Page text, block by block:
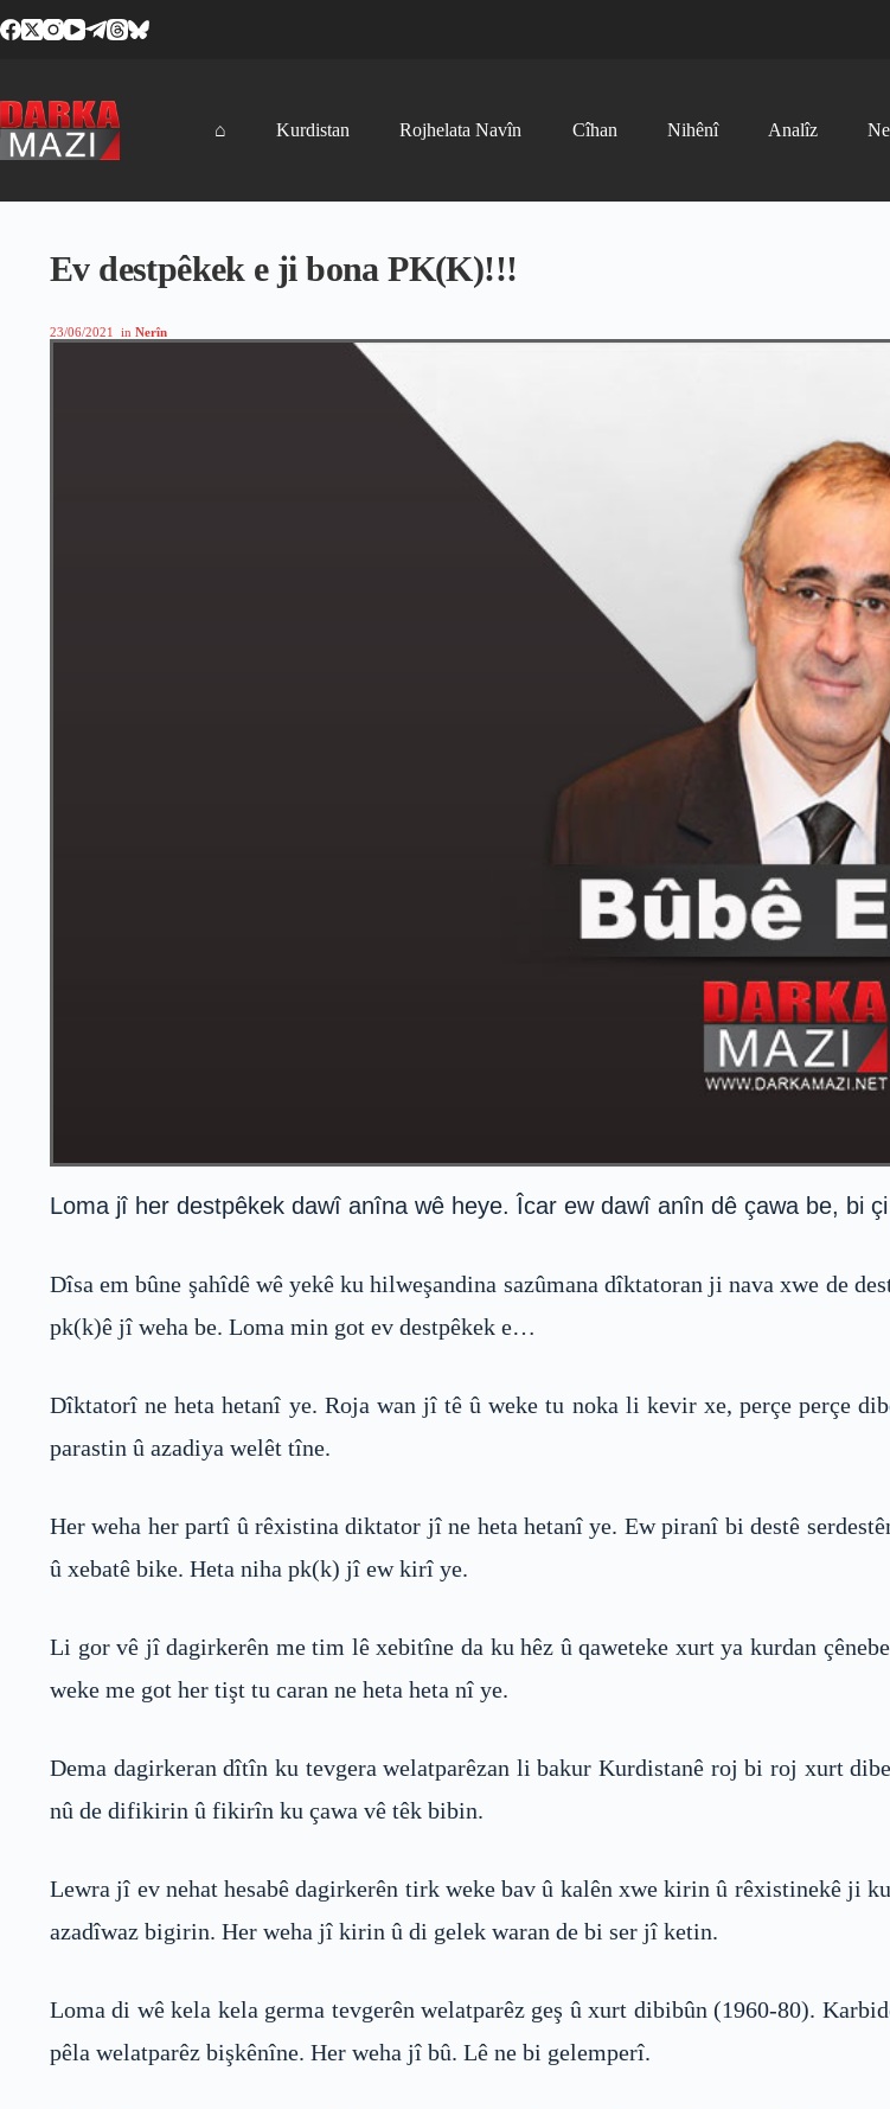
to
⌂ Kurdistan Rojhelata Navîn Cîhan Nihênî Analîz
Ev destpêkek e ji bona PK(K)!!!
23/06/2021 in Nerîn
Loma jî her destpêkek dawî anîna wê heye. Îcar ew dawî anîn dê çawa be, bi
Dîsa em bûne şahîdê wê yekê ku hilweşandina sazûmana dîktatoran ji nava xwe de
pk(k)ê jî weha be. Loma min got ev destpêkek e…
Dîktatorî ne heta hetanî ye. Roja wan jî tê û weke tu noka li kevir xe, perçe perçe
parastin û azadiya welêt tîne.
Her weha her partî û rêxistina diktator jî ne heta hetanî ye. Ew piranî bi destê
û xebatê bike. Heta niha pk(k) jî ew kirî ye.
Li gor vê jî dagirkerên me tim lê xebitîne da ku hêz û qaweteke xurt ya kurdan
weke me got her tişt tu caran ne heta heta nî ye.
Dema dagirkeran dîtîn ku tevgera welatparêzan li bakur Kurdistanê roj bi roj xurt
nû de difikirin û fikirîn ku çawa vê têk bibin.
Lewra jî ev nehat hesabê dagirkerên tirk weke bav û kalên xwe kirin û rêxistinekê ji
azadîwaz bigirin. Her weha jî kirin û di gelek waran de bi ser jî ketin.
Loma di wê kela kela germa tevgerên welatparêz geş û xurt dibibûn (1960-80).
pêla welatparêz bişkênîne. Her weha jî bû. Lê ne bi gelemperî.